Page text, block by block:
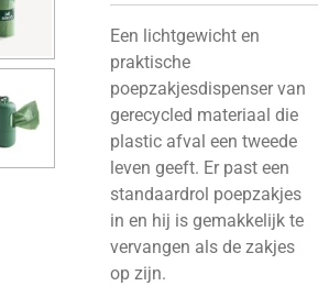
Een lichtgewicht en
praktische
poepzakjesdispenser van
gerecycled materiaal die
plastic afval een tweede
leven geeft. Er past een
standaardrol poepzakjes
in en hij is gemakkelijk te
vervangen als de zakjes
op zijn.